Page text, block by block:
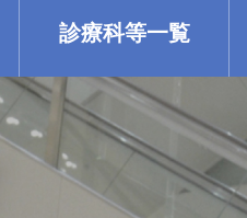
診療科等一覧